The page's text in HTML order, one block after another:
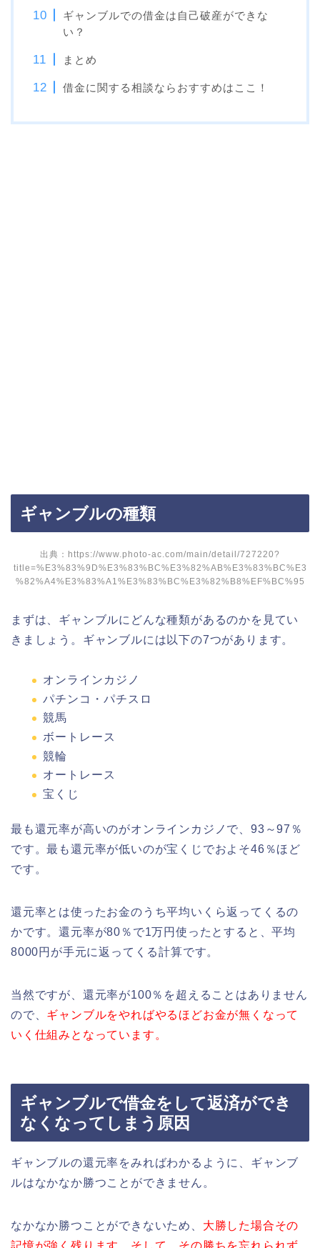
ギャンブルでの借金は自己破産ができな
い？
まとめ
借金に関する相談ならおすすめはここ！
ギャンブルの種類
出典：https://www.photo-ac.com/main/detail/727220?
title=%E3%83%9D%E3%83%BC%E3%82%AB%E3%83%BC%E3
%82%A4%E3%83%A1%E3%83%BC%E3%82%B8%EF%BC%95
まずは、ギャンブルにどんな種類があるのかを見てい
きましょう。ギャンブルには以下の7つがあります。
オンラインカジノ
パチンコ・パチスロ
競馬
ボートレース
競輪
オートレース
宝くじ
最も還元率が高いのがオンラインカジノで、93～97％
です。最も還元率が低いのが宝くじでおよそ46％ほど
です。
還元率とは使ったお金のうち平均いくら返ってくるの
かです。還元率が80％で1万円使ったとすると、平均
8000円が手元に返ってくる計算です。
当然ですが、還元率が100％を超えることはありません
ので、 ギャンブルをやればやるほどお金が無くなって
いく仕組みとなっています。
ギャンブルで借金をして返済ができ
なくなってしまう原因
ギャンブルの還元率をみればわかるように、ギャンブ
ルはなかなか勝つことができません。
なかなか勝つことができないため、 大勝した場合その